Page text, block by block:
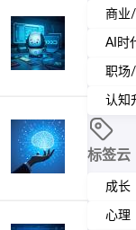
商业
AI时
职场
认知
标签云
成长
心理